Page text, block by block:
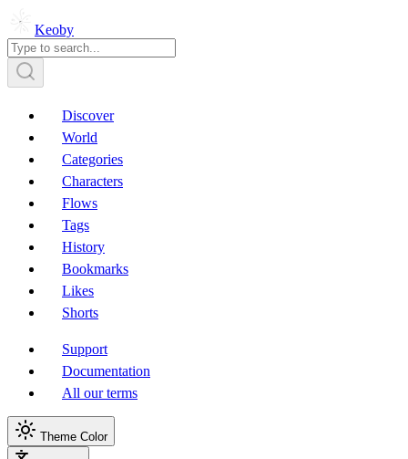
Keoby
Discover
World
Categories
Characters
Flows
Tags
History
Bookmarks
Likes
Shorts
Support
Documentation
All our terms
Theme Color